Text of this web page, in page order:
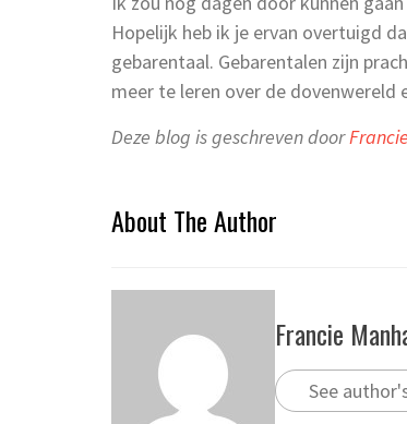
Hopelijk heb ik je ervan overtuigd
gebarentaal. Gebarentalen zijn
meer te leren over de dovenwereld
Deze blog is geschreven doorFrancie
About The Author
Francie
See